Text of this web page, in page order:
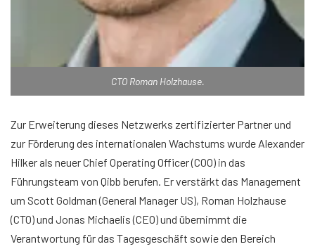
CTO Roman Holzhause.
Zur Erweiterung dieses Netzwerks zertifizierter Partner und
zur Förderung des internationalen Wachstums wurde Alexander
Hilker als neuer Chief Operating Officer (COO) in das
Führungsteam von Qibb berufen. Er verstärkt das Management
um Scott Goldman (General Manager US), Roman Holzhause
(CTO) und Jonas Michaelis (CEO) und übernimmt die
Verantwortung für das Tagesgeschäft sowie den Bereich